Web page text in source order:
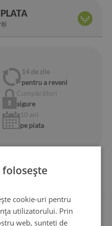
14 de zile
pentru a reveni
Cumpărături
sigure
10 ani
pe piata
folosește
cookie-uri pentru
utilizatorului. Prin
web, sunteți de